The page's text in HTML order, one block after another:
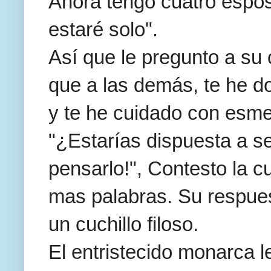
estaré solo".
Así que le pregunto a su
que a las demás, te he
y te he cuidado con
"¿Estarías dispuesta a
pensarlo!", Contesto la
mas palabras. Su
un cuchillo filoso.
El entristecido monarca